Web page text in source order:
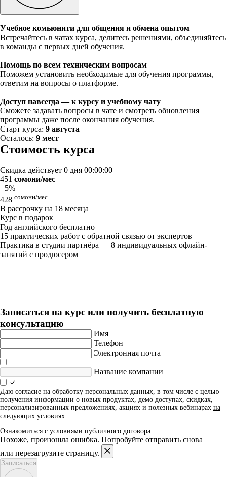
Учебное комьюнити для общения и обмена опытом
Встречайтесь в чатах курса, делитесь решениями, объединяйтесь
в команды с первых дней обучения.
Помощь по всем техническим вопросам
Поможем установить необходимые для обучения программы,
ответим на вопросы о платформе.
Доступ навсегда — к курсу и учебному чату
Сможете задавать вопросы в чате и смотреть обновления
программы даже после окончания обучения.
Старт курса: 9 августа
Осталось: 9 мест
Стоимость курса
Скидка действует 0 дня 00:00:00
451 сомони/мес
−5%
428 сомони/мес
В рассрочку на 18 месяца
Курс в подарок
Год английского бесплатно
15 практических работ с обратной связью от экспертов
Практика в студии партнёра — 8 индивидуальных офлайн-
занятий с продюсером
Записаться на курс или получить бесплатную
консультацию
Имя
Телефон
Электронная почта
Название компании
Даю согласие на обработку персональных данных, в том числе с целью
получения информации о новых продуктах, демо доступах, скидках,
персонализированных предложениях, акциях и полезных вебинарах на
следующих условиях
Ознакомиться с условиями публичного договора
Похоже, произошла ошибка. Попробуйте отправить снова
или перезагрузите страницу.
Записаться